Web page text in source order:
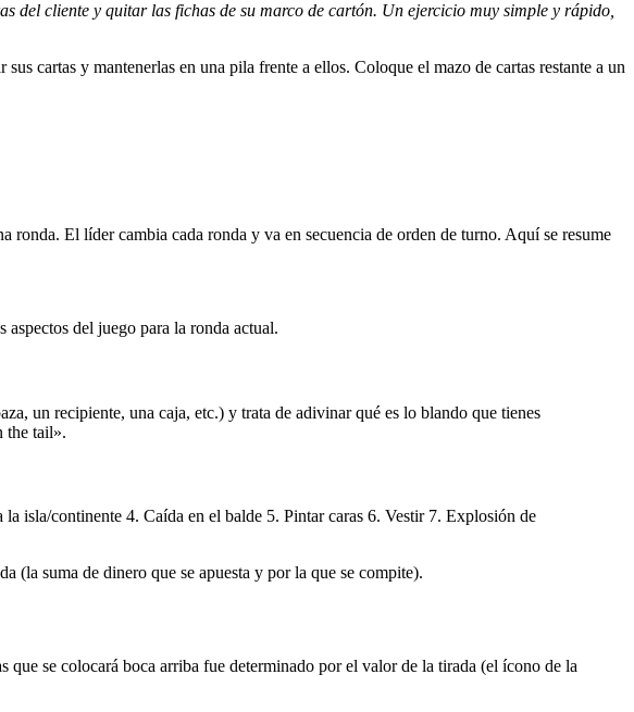
del cliente y quitar las fichas de su marco de cartón. Un ejercicio muy simple y rápido,
cartas y mantenerlas en una pila frente a ellos. Coloque el mazo de cartas restante a un
El líder cambia cada ronda y va en secuencia de orden de turno. Aquí se resume
del juego para la ronda actual.
un recipiente, una caja, etc.) y trata de adivinar qué es lo blando que tienes
the tail».
isla/continente 4. Caída en el balde 5. Pintar caras 6. Vestir 7. Explosión de
(la suma de dinero que se apuesta y por la que se compite).
se colocará boca arriba fue determinado por el valor de la tirada (el ícono de la